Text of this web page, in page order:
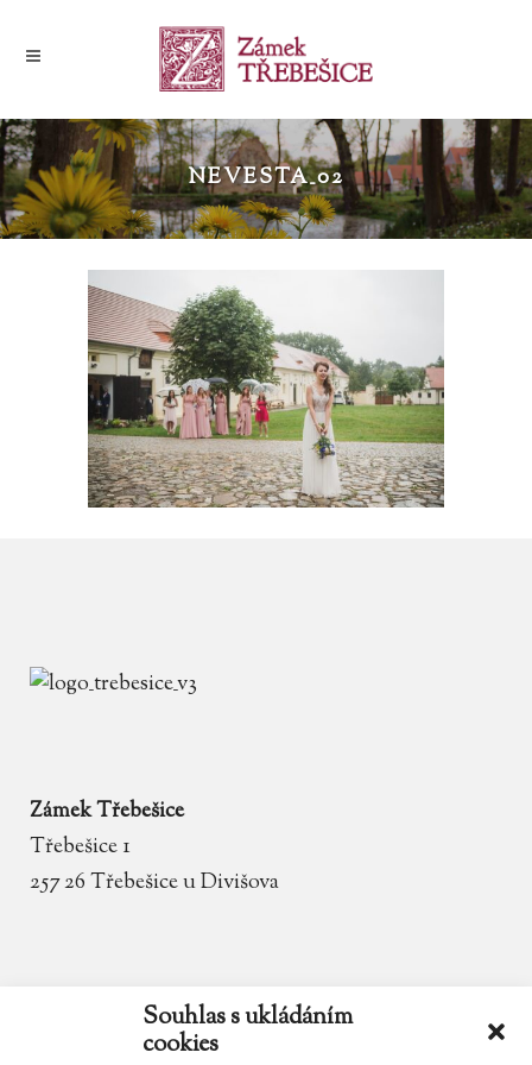
Souhlas s ukládáním
cookies
NEVESTA_02
Zámek Třebešice
Třebešice 1
257 26 Třebešice u Divišova
zamek.trebesice@volny.cz
602 354 467